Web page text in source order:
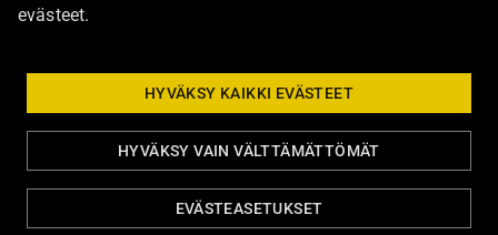
Ota yhteyttä
Bolt Group hallitus
Tietosuoja ja evästeasetukset Eettiset ohjeet
evästeet.
HYVÄKSY KAIKKI EVÄSTEET
HYVÄKSY VAIN VÄLTTÄMÄTTÖMÄT
EVÄSTEASETUKSET